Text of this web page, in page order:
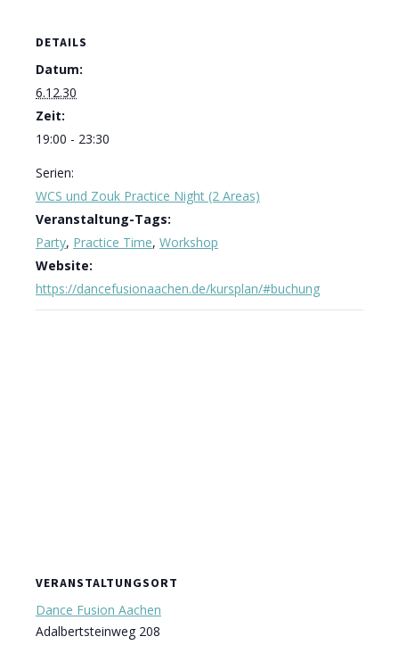
DETAILS
Datum:
6.12.30
Zeit:
19:00 - 23:30
Serien:
WCS und Zouk Practice Night (2 Areas)
Veranstaltung-Tags:
Party, Practice Time, Workshop
Website:
https://dancefusionaachen.de/kursplan/#buchung
VERANSTALTUNGSORT
Dance Fusion Aachen
Adalbertsteinweg 208